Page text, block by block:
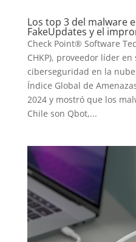
TECNOVITOS
T-
PLUS
Los top 3 del malware
FakeUpdates y el
Check Point® Software
CHKP), proveedor líder en
ciberseguridad en la
Índice Global de
2024 y mostró que los
Chile son Qbot,...